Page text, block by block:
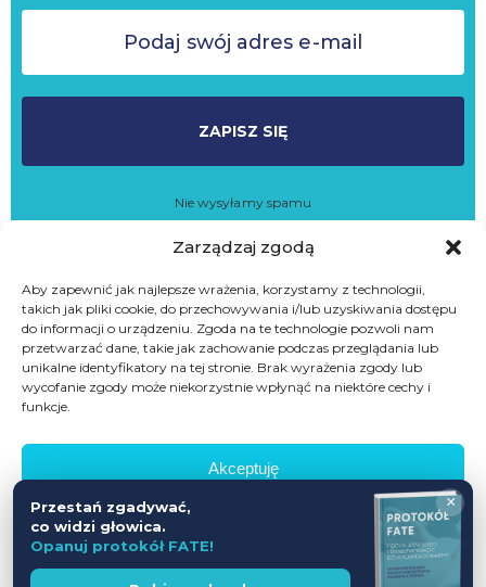
Zarządzaj zgodą
Aby zapewnić jak najlepsze wrażenia, korzystamy z technologii,
takich jak pliki cookie, do przechowywania i/lub uzyskiwania dostępu
do informacji o urządzeniu. Zgoda na te technologie pozwoli nam
przetwarzać dane, takie jak zachowanie podczas przeglądania lub
unikalne identyfikatory na tej stronie. Brak wyrażenia zgody lub
wycofanie zgody może niekorzystnie wpłynąć na niektóre cechy i
funkcje.
Akceptuję
Zobacz preferencje
ZAPISZ SIĘ
Nie wysyłamy spamu
wyrażasz zgodę na przetwarzanie danych w celach marketingowych
Skontakuj się z nami
601698402
biuro@mocninastarcie.pl
Wesprzyj
×
Przestań zgadywać,
co widzi głowica.
Opanuj protokół FATE!